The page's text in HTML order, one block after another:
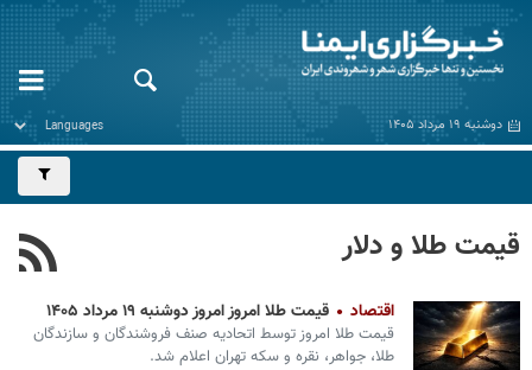
دوشنبه ۱۹ مرداد ۱۴۰۵
قیمت طلا و دلار
اقتصاد قیمت طلا امروز امروز دوشنبه ۱۹ مرداد ۱۴۰۵
قیمت طلا امروز توسط اتحادیه صنف فروشندگان و سازندگان
طلا، جواهر، نقره و سکه تهران اعلام شد.